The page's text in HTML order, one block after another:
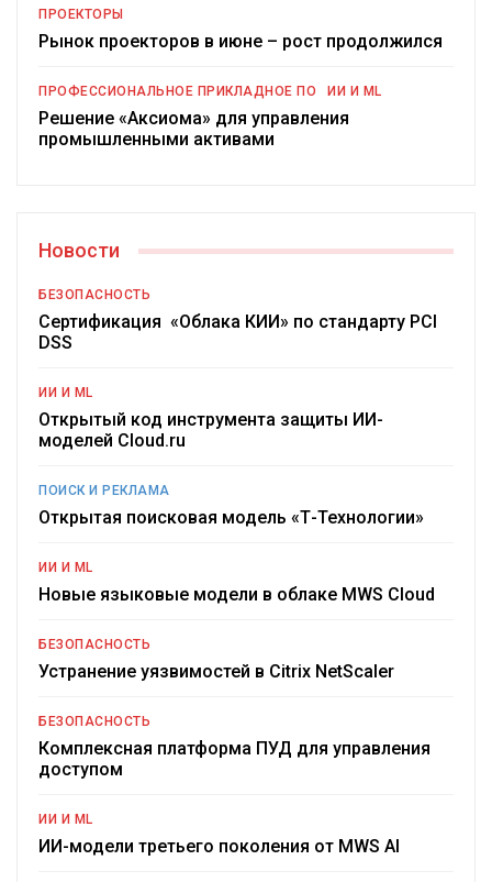
ПРОЕКТОРЫ
Рынок проекторов в июне – рост продолжился
ПРОФЕССИОНАЛЬНОЕ ПРИКЛАДНОЕ ПО ИИ И ML
Решение «Аксиома» для управления
промышленными активами
Новости
БЕЗОПАСНОСТЬ
Сертификация «Облака КИИ» по стандарту PCI
DSS
ИИ И ML
Открытый код инструмента защиты ИИ-
моделей Cloud.ru
ПОИСК И РЕКЛАМА
Открытая поисковая модель «Т-Технологии»
ИИ И ML
Новые языковые модели в облаке MWS Cloud
БЕЗОПАСНОСТЬ
Устранение уязвимостей в Citrix NetScaler
БЕЗОПАСНОСТЬ
Комплексная платформа ПУД для управления
доступом
ИИ И ML
ИИ-модели третьего поколения от MWS AI